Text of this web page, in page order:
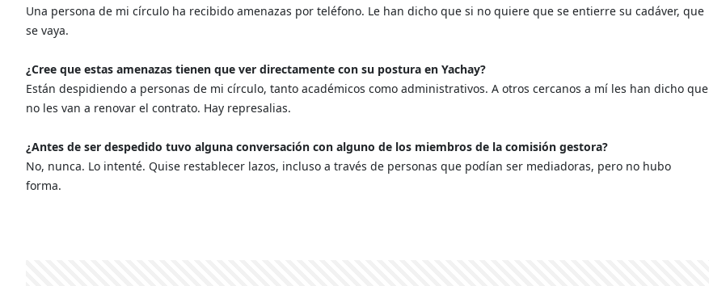
Una persona de mi círculo ha recibido amenazas por teléfono. Le han dicho que si no quiere que se entierre su cadáver, que
se vaya.
¿Cree que estas amenazas tienen que ver directamente con su postura en Yachay?
Están despidiendo a personas de mi círculo, tanto académicos como administrativos. A otros cercanos a mí les han dicho que
no les van a renovar el contrato. Hay represalias.
¿Antes de ser despedido tuvo alguna conversación con alguno de los miembros de la comisión gestora?
No, nunca. Lo intenté. Quise restablecer lazos, incluso a través de personas que podían ser mediadoras, pero no hubo
forma.